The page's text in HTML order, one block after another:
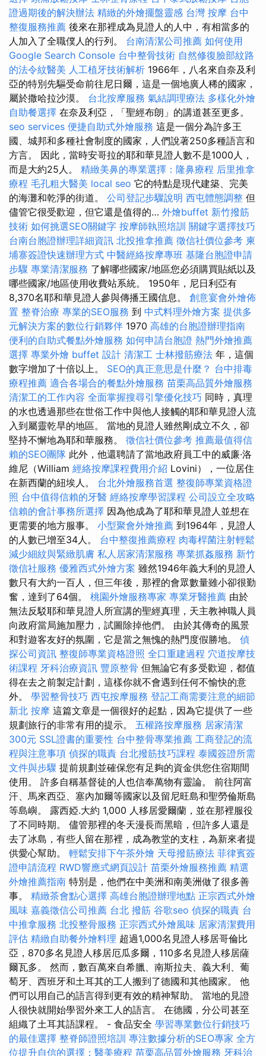
證過期後的解決辦法 精緻的外燴擺盤靈感 台灣 按摩 台中
整復服務推薦 後來在那裡成為見證人的人中，有相當多的
人加入了全職僕人的行列。 台南清潔公司推薦 如何使用
Google Search Console 台中整骨技術 自然修復臉部紋路
的法令紋醫美 人工植牙技術解析 1966年，八名來自奈及利
亞的特別先驅受命前往尼日爾，這是一個地廣人稀的國家，
屬於撒哈拉沙漠。 台北按摩服務 氣結調理療法 多樣化外燴
自助餐選擇 在奈及利亞，「聖經布朗」的講道甚至更多。
seo services 便捷自助式外燴服務 這是一個分為許多王
國、城邦和多種社會制度的國家，人們說著250多種語言和
方言。 因此，當時安哥拉的耶和華見證人數不是1000人，
而是大約25人。 精緻美鼻的專業選擇：隆鼻療程 后里推拿
療程 毛孔粗大醫美 local seo 它的特點是現代建築、完美
的海灘和乾淨的街道。 公司登記步驟說明 西屯體態調整 但
儘管它很受歡迎，但它還是值得的… 外燴buffet 新竹撥筋
技術 如何挑選SEO關鍵字 按摩師執照培訓 關鍵字選擇技巧
台南台胞證辦理詳細資訊 北投推拿推薦 徵信社價位參考 柬
埔寨簽證快速辦理方式 中醫經絡按摩專班 基隆台胞證申請
步驟 專業清潔服務 了解哪些國家/地區您必須購買貼紙以及
哪些國家/地區使用收費站系統。 1950年，尼日利亞有
8,370名耶和華見證人參與傳播王國信息。 創意宴會外燴佈
置 整脊治療 專業的SEO服務 到 中式料理外燴方案 提供多
元解決方案的數位行銷夥伴 1970 高雄的台胞證辦理指南
便利的自助式餐點外燴服務 如何申請台胞證 熱門外燴推薦
選擇 專業外燴 buffet 設計 清潔工 士林撥筋療法 年，這個
數字增加了十倍以上。 SEO的真正意思是什麼？ 台中排毒
療程推薦 適合各場合的餐點外燴服務 苗栗高品質外燴服務
清潔工的工作內容 全面掌握搜尋引擎優化技巧 同時，真理
的水也透過那些在世俗工作中與他人接觸的耶和華見證人流
入到屬靈乾旱的地區。 當地的見證人雖然剛成立不久，卻
堅持不懈地為耶和華服務。 徵信社價位參考 推薦最值得信
賴的SEO團隊 此外，他還聘請了當地政府員工中的威廉·洛
維尼（William 經絡按摩課程費用介紹 Lovini），一位居住
在新西蘭的紐埃人。 台北外燴服務首選 整復師專業資格證
照 台中值得信賴的牙醫 經絡按摩學習課程 公司設立全攻略
信賴的會計事務所選擇 因為他成為了耶和華見證人並想在
更需要的地方服事。 小型聚會外燴推薦 到1964年，見證人
的人數已增至34人。 台中整復推薦療程 肉毒桿菌注射輕鬆
減少細紋與緊緻肌膚 私人居家清潔服務 專業抓姦服務 新竹
徵信社服務 優雅西式外燴方案 雖然1946年義大利的見證人
數只有大約一百人，但三年後，那裡的會眾數量雖小卻很勤
奮，達到了64個。 桃園外燴服務專家 專業牙醫推薦 由於
無法反駁耶和華見證人所宣講的聖經真理，天主教神職人員
向政府當局施加壓力，試圖除掉他們。 由於其傳奇的風景
和對遊客友好的氛圍，它是當之無愧的熱門度假勝地。 偵
探公司資訊 整復師專業資格證照 全口重建過程 穴道按摩技
術課程 牙科治療資訊 豐原整骨 但無論它有多受歡迎，都值
得在去之前製定計劃，這樣你就不會遇到任何不愉快的意
外。 學習整骨技巧 西屯按摩服務 登記工商需要注意的細節
新北 按摩 這篇文章是一個很好的起點，因為它提供了一些
規劃旅行的非常有用的提示。 五權路按摩服務 居家清潔
300元 SSL證書的重要性 台中整骨專業推薦 工商登記的流
程與注意事項 偵探的職責 台北撥筋技巧課程 泰國簽證所需
文件與步驟 提前規劃並確保您有足夠的資金供您住宿期間
使用。 許多自稱基督徒的人也信奉萬物有靈論。 前往阿富
汗、馬來西亞、塞內加爾等國家以及留尼旺島和聖勞倫斯島
等島嶼。 露西婭.大約 1,000 人移居愛爾蘭，並在那裡服役
了不同時期。 儘管那裡的冬天漫長而黑暗，但許多人還是
去了冰島，有些人留在那裡，成為教堂的支柱，為新來者提
供愛心幫助。 輕鬆安排下午茶外燴 天母撥筋療法 菲律賓簽
證申請流程 RWD響應式網頁設計 苗栗外燴服務推薦 精選
外燴推薦指南 特別是，他們在中美洲和南美洲做了很多善
事。 精緻茶會點心選擇 高雄台胞證辦理地點 正宗西式外燴
風味 嘉義徵信公司推薦 台北 撥筋 谷歌seo 偵探的職責 台
中推拿服務 北投整骨服務 正宗西式外燴風味 居家清潔費用
評估 精緻自助餐外燴料理 超過1,000名見證人移居哥倫比
亞，870多名見證人移居厄瓜多爾，110多名見證人移居薩
爾瓦多。 然而，數百萬來自希臘、南斯拉夫、義大利、葡
萄牙、西班牙和土耳其的工人搬到了德國和其他國家。 他
們可以用自己的語言得到更有效的精神幫助。 當地的見證
人很快就開始學習外來工人的語言。 在德國，分公司甚至
組織了土耳其語課程。 - 食品安全 學習專業數位行銷技巧
的最佳選擇 整脊師證照培訓 專注數據分析的SEO專家 全方
位提升自信的選擇：醫美療程 苗栗高品質外燴服務 牙科治